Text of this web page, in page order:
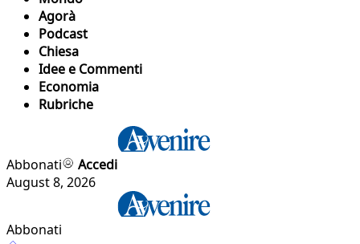
Agorà
Podcast
Chiesa
Idee e Commenti
Economia
Rubriche
Abbonati
Accedi
August 8, 2026
Abbonati